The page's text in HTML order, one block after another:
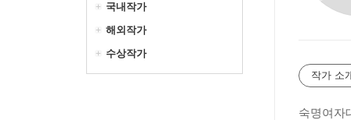
국내작가
해외작가
수상작가
작가 소
숙명여자